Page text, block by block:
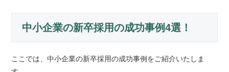
中小企業の新卒採用の成功事例4選！
ここでは、中小企業の新卒採用の成功事例をご紹介いたしま